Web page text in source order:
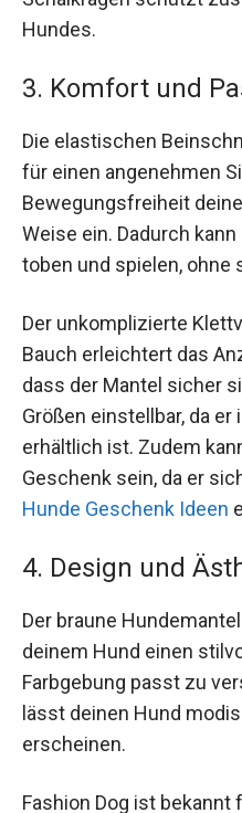
Hundes.
3. Komfort und
Die elastischen
für einen angenehmen
Bewegungsfreiheit
Weise ein. Dadurch
toben und spielen, ohne
Der unkomplizierte
Bauch erleichtert das
dass der Mantel sicher
Größen einstellbar, da er
erhältlich ist. Zudem
Geschenk sein, da er
Hunde Geschenk Ideen
4. Design und
Der braune
deinem Hund einen
Farbgebung passt zu
lässt deinen Hund
erscheinen.
Fashion Dog ist